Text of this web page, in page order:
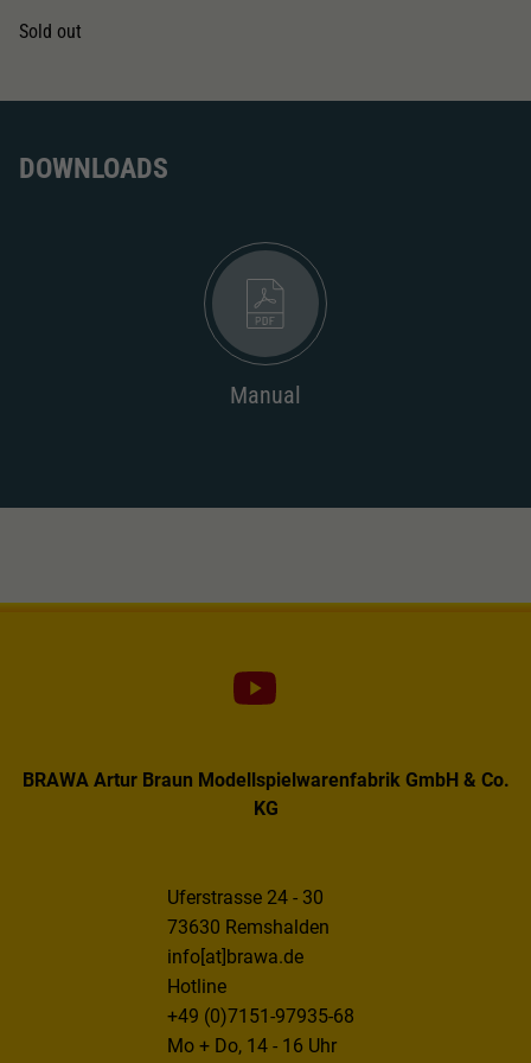
Sold out
DOWNLOADS
Manual
BRAWA Artur Braun Modellspielwarenfabrik GmbH & Co.
KG
Uferstrasse 24 - 30
73630 Remshalden
info[at]brawa.de
Hotline
+49 (0)7151-97935-68
Mo + Do, 14 - 16 Uhr
Webseiten-Betreiber dies eingestellt hat.